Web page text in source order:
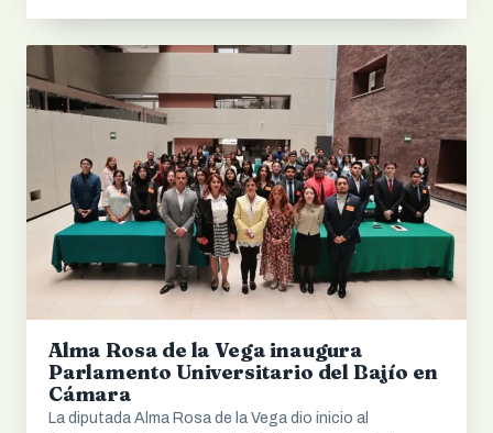
Alma Rosa de la Vega inaugura
Parlamento Universitario del Bajío en
Cámara
La diputada Alma Rosa de la Vega dio inicio al